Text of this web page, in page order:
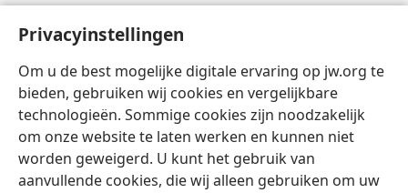
Privacyinstellingen
Om u de best mogelijke digitale ervaring op jw.org te
bieden, gebruiken wij cookies en vergelijkbare
technologieën. Sommige cookies zijn noodzakelijk
om onze website te laten werken en kunnen niet
worden geweigerd. U kunt het gebruik van
aanvullende cookies, die wij alleen gebruiken om uw
(opent
nieuw
venster)Watchtower ONLINE LIBRARY™
(opent
nieuw
venster)JW Hub
(opent
nieuw
®